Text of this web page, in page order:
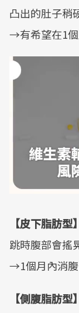
凸出的肚子稍
→有希望在1個
【皮下脂肪型
跳時腹部會搖
→1個月內消腹
【側腹脂肪型